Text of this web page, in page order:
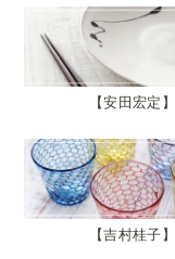
安田宏定
吉村桂子